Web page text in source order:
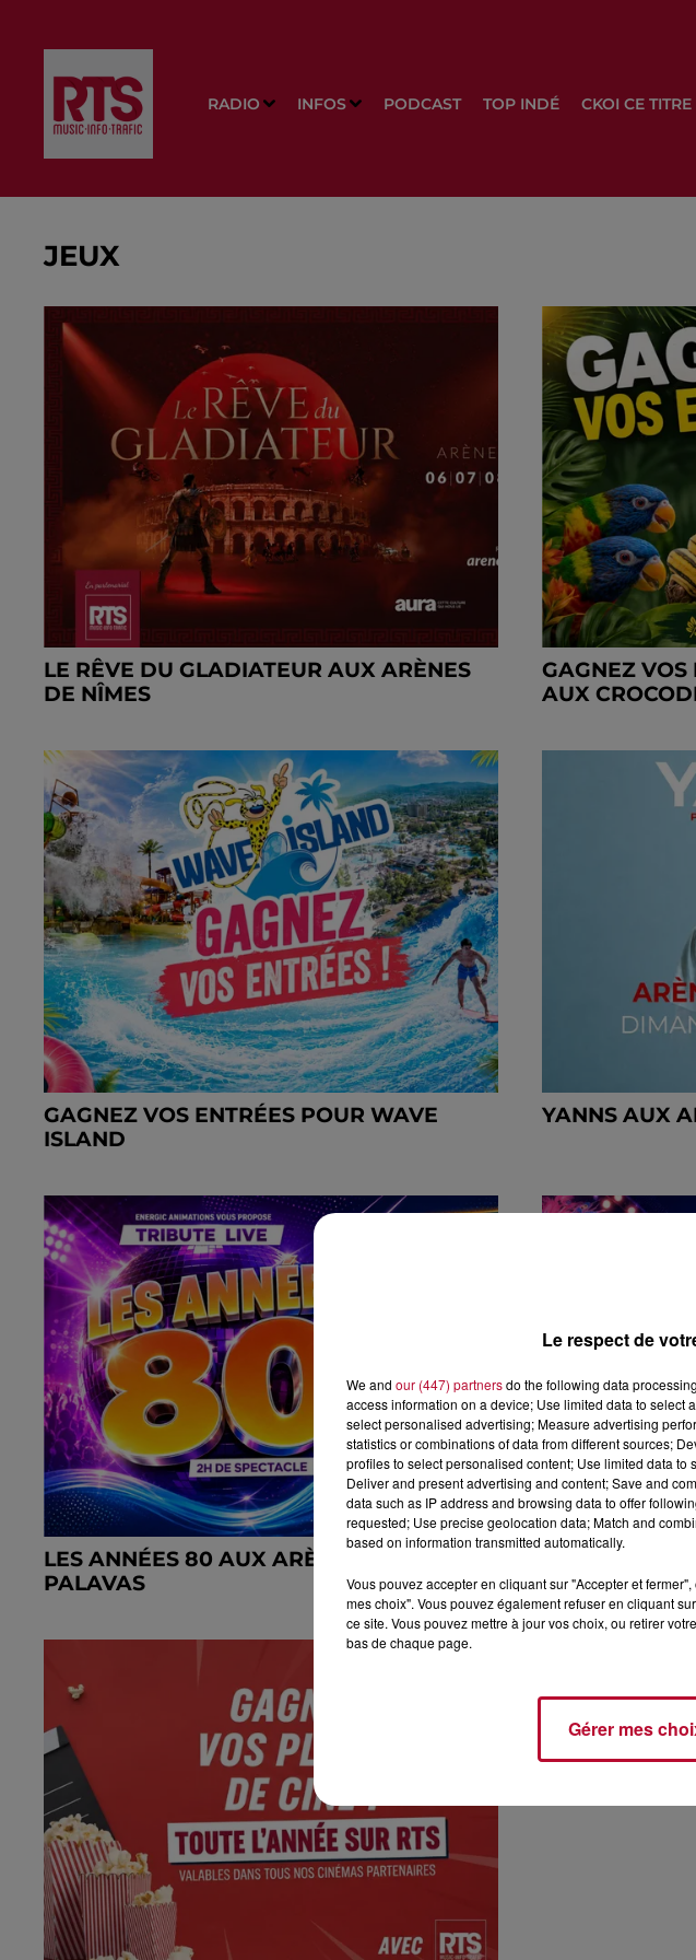
RADIO INFOS PODCAST TOP INDÉ CKOI CE TITRE
JEUX
LE RÊVE DU GLADIATEUR AUX ARÈNES
DE NÎMES
GAGNEZ VOS
AUX
GAGNEZ VOS ENTRÉES POUR WAVE
ISLAND
YANNS AUX
LES ANNÉES 80 AUX ARÈNES DE
PALAVAS
NOËLLE
DU ROI
Le respect de
We and our (447) partnersdo the following data
access information on a device; Use limited data to
select personalised advertising; Measure advertising
statistics or combinations of data from different sources;
profiles to select personalised content; Use limited data to
Deliver and present advertising and content; Save and
data such as IP address and browsing data to offer
requested; Use precise geolocation data; Match and
based on information transmitted automatically.
Vous pouvez accepter en cliquant sur "Accepter et
mes choix". Vous pouvez également refuser en cliquant
ce site. Vous pouvez mettre à jour vos choix, ou retirer
bas de chaque page.
Gérer mes